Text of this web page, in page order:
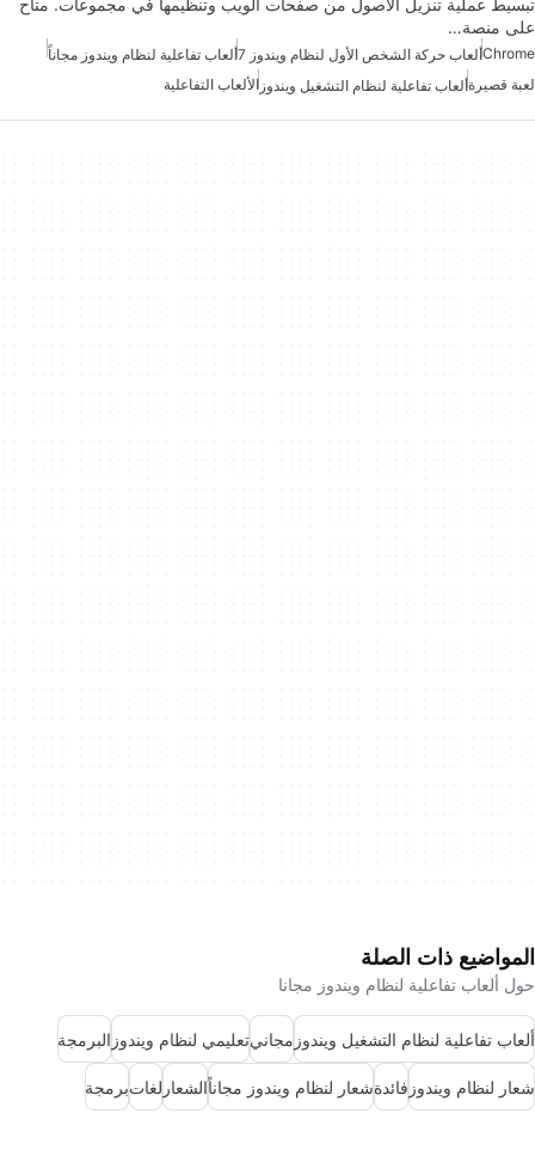
تبسيط عملية تنزيل الأصول من صفحات الويب وتنظيمها في مجموعات. متاح
على منصة…
Chromeألعاب حركة الشخص الأول لنظام ويندوز 7
ألعاب تفاعلية لنظام ويندوز مجاناً
لعبة قصيرةألعاب تفاعلية لنظام التشغيل ويندوز الألعاب التفاعلية
المواضيع ذات الصلة
حول ألعاب تفاعلية لنظام ويندوز مجانا
ألعاب تفاعلية لنظام التشغيل ويندوز مجانيتعليمي لنظام ويندوز البرمجة
شعار لنظام ويندوز فائدةشعار لنظام ويندوز مجاناًالشعار لغاتبرمجة